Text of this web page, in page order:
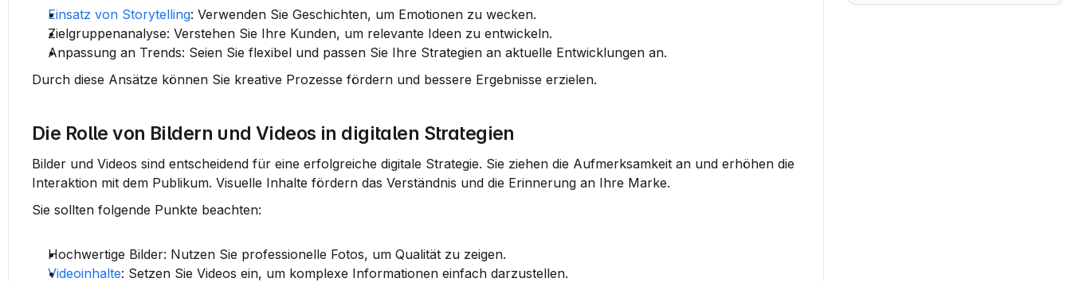
Einsatz von Storytelling: Verwenden Sie Geschichten, um Emotionen zu wecken.
Zielgruppenanalyse: Verstehen Sie Ihre Kunden, um relevante Ideen zu entwickeln.
Anpassung an Trends: Seien Sie flexibel und passen Sie Ihre Strategien an aktuelle Entwicklungen an.
Durch diese Ansätze können Sie kreative Prozesse fördern und bessere Ergebnisse erzielen.
Die Rolle von Bildern und Videos in digitalen Strategien
Bilder und Videos sind entscheidend für eine erfolgreiche digitale Strategie. Sie ziehen die Aufmerksamkeit an und erhöhen die
Interaktion mit dem Publikum. Visuelle Inhalte fördern das Verständnis und die Erinnerung an Ihre Marke.
Sie sollten folgende Punkte beachten:
Hochwertige Bilder: Nutzen Sie professionelle Fotos, um Qualität zu zeigen.
Videoinhalte: Setzen Sie Videos ein, um komplexe Informationen einfach darzustellen.